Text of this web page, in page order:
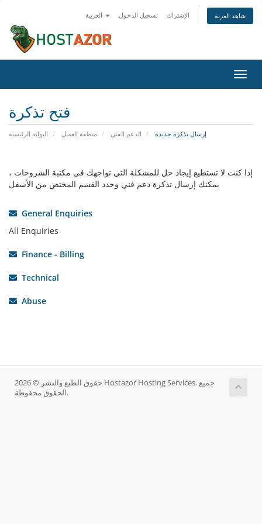
تسجيل الدخول الإشتراك شاهد العربة
تبديل
التنقل
فتح تذكرة
البوابة الرئيسية منطقة العميل الدعم الفني إرسال تذكرة جديدة
إذا كنت لا تستطيع إيجاد حل للمشكلة التي تواجهك فى مكتبة الشروحات ،
يمكنك إرسال تذكرة دعم فني وحدد القسم المختص من الأسفل
General Enquiries
All Enquiries
Finance - Billing
Technical
Abuse
حقوق الطبع والنشر © 2026 Hostazor Hosting Services. جميع
الحقوق محفوظة.